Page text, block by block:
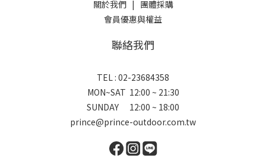
關於我們| 團體採購
會員優惠與權益
聯絡我們
TEL : 02-23684358
MON~SAT 12:00 ~ 21:30
SUNDAY 12:00 ~ 18:00
prince@prince-outdoor.com.tw